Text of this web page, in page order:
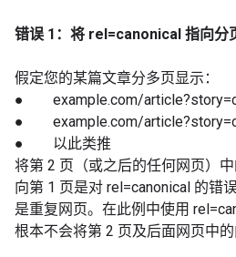
错误 1：将 rel=canonical 指向分
假定您的某篇文章分多页显示：
● example.com/
● example.com/
● 以此类推
将第 2 页（或之后的任何网页）
向第 1 页是对 rel=canonical 的错
是重复网页。在此例中使用
根本不会将第 2 页及后面网页中的